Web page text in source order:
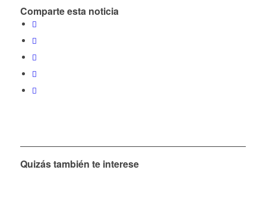
Comparte esta noticia
Quizás también te interese